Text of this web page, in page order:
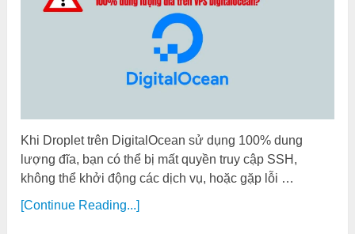
Khi Droplet trên DigitalOcean sử dụng 100% dung
lượng đĩa, bạn có thể bị mất quyền truy cập SSH,
không thể khởi động các dịch vụ, hoặc gặp lỗi …
[Continue Reading...]